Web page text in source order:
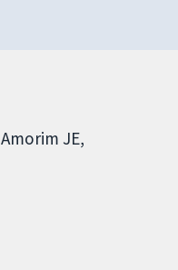
Amorim JE